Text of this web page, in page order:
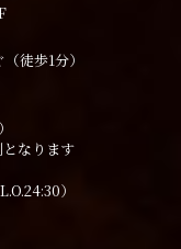
徒歩1分）
なります
）